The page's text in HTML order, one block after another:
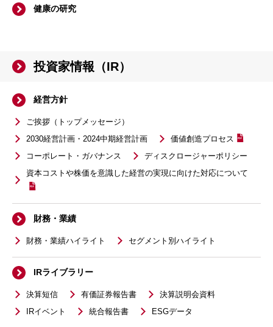
健康の研究
投資家情報（IR）
経営方針
ご挨拶（トップメッセージ）
2030経営計画・2024中期経営計画
価値創造プロセス
コーポレート・ガバナンス
ディスクロージャーポリシー
資本コストや株価を意識した経営の実現に向けた対応について
財務・業績
財務・業績ハイライト セグメント別ハイライト
IRライブラリー
決算短信 有価証券報告書
決算説明会資料
IRイベント
統合報告書 ESGデータ